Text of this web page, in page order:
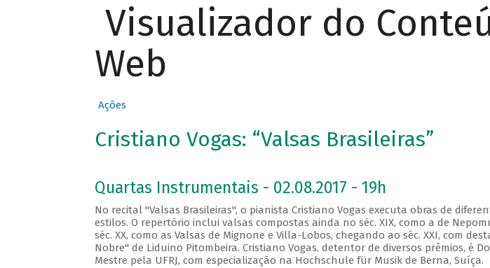
Visualizador do
Web
Ações
Cristiano Vogas: “Valsas Brasileiras”
Quartas Instrumentais - 02.08.2017 - 19h
No recital "Valsas Brasileiras", o pianista Cristiano Vogas executa obras de
estilos. O repertório inclui valsas compostas ainda no séc. XIX, como a de
séc. XX, como as Valsas de Mignone e Villa-Lobos, chegando ao séc. XXI, com
Nobre" de Liduino Pitombeira. Cristiano Vogas, detentor de diversos prêmios, é
Mestre pela UFRJ, com especialização na Hochschule für Musik de Berna, Suíça.